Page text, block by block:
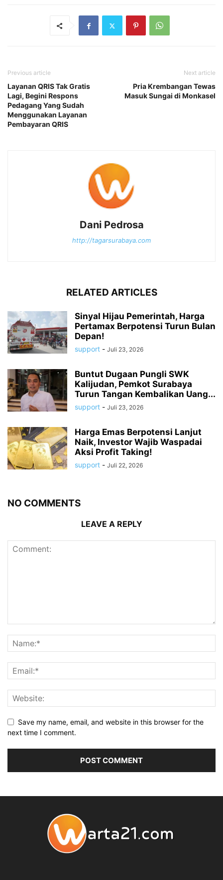
Previous article
Layanan QRIS Tak Gratis
Lagi, Begini Respons
Pedagang Yang Sudah
Menggunakan Layanan
Pembayaran QRIS
Next article
Pria Krembangan Tewas
Masuk Sungai di Monkasel
Dani Pedrosa
http://tagarsurabaya.com
RELATED ARTICLES
Sinyal Hijau Pemerintah, Harga
Pertamax Berpotensi Turun Bulan
Depan!
support - Juli 23, 2026
Buntut Dugaan Pungli SWK
Kalijudan, Pemkot Surabaya
Turun Tangan Kembalikan Uang...
support - Juli 23, 2026
Harga Emas Berpotensi Lanjut
Naik, Investor Wajib Waspadai
Aksi Profit Taking!
support - Juli 22, 2026
NO COMMENTS
LEAVE A REPLY
Save my name, email, and website in this browser for the
next time I comment.